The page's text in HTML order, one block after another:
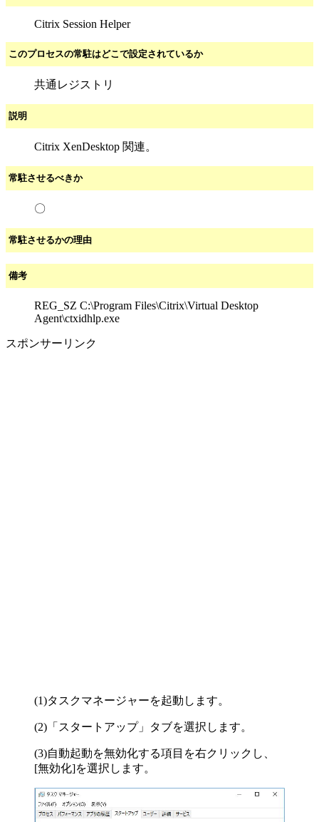
Citrix Session Helper
このプロセスの常駐はどこで設定されているか
共通レジストリ
説明
Citrix XenDesktop 関連。
常駐させるべきか
〇
常駐させるかの理由
備考
REG_SZ C:\Program Files\Citrix\Virtual Desktop
Agent\ctxidhlp.exe
スポンサーリンク
(1)タスクマネージャーを起動します。
(2)「スタートアップ」タブを選択します。
(3)自動起動を無効化する項目を右クリックし、
[無効化]を選択します。